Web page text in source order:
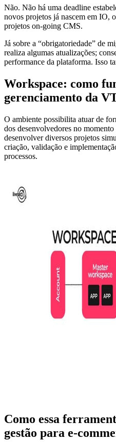
Não. Não há uma deadline
novos projetos já nascem em IO,
projetos on-going CMS.
Já sobre a “obrigatoriedade” de
realiza algumas atualizações;
performance da plataforma. Isso
Workspace: como
gerenciamento da
O ambiente possibilita atuar de
dos desenvolvedores no
desenvolver diversos projetos
criação, validação e
processos.
Como essa
gestão para e-